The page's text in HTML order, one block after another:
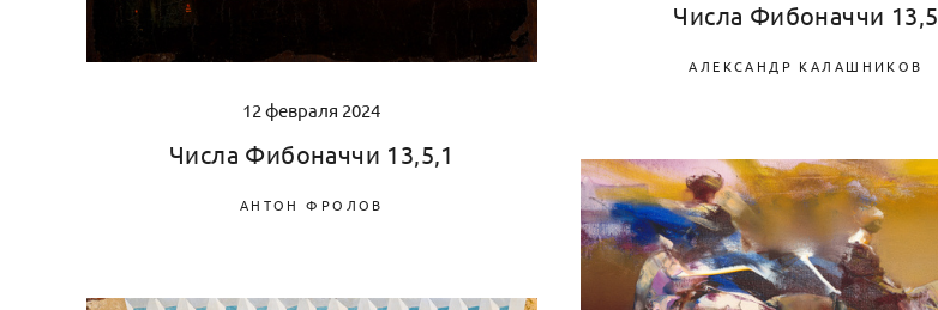
12 февраля 2024
Числа Фибоначчи 13,5,1
АНТОН ФРОЛОВ
Числа Фибоначчи 13,5
АЛЕКСАНДР КАЛАШНИКОВ